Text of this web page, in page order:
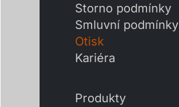
Storno podmínky
Smluvní podmínky
Otisk
Kariéra
Produkty